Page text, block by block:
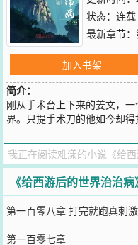
状态：连载
最新章节：
加入书架
简介：
刚从手术台上下来的姜文，
界。只提手术刀的他如今却
您要是觉得《给西游后的世
群和微博微信里的朋友推荐哦
《给西游后的世界治治
第一百零八章 打完就跑真刺激
第一百零七章